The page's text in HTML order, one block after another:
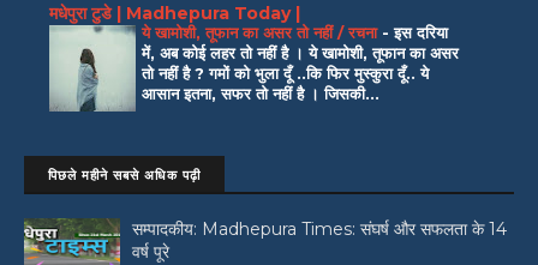
मधेपुरा टुडे | Madhepura Today |
ये खामोशी, तूफान का असर तो नहीं / रचना -इस दरिया
में, अब कोई लहर तो नहीं है । ये खामोशी, तूफान का असर
तो नहीं है ? गमों को भुला दूँ ..कि फिर मुस्कुरा दूँ.. ये
आसान इतना, सफर तो नहीं है । जिसकी...
पिछले महीने सबसे अधिक पढ़ी
सम्पादकीय: Madhepura Times: संघर्ष और सफलता के 14
वर्ष पूरे